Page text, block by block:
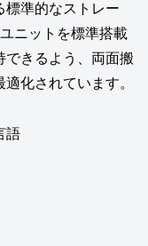
標準的なストレー
ニットを標準搭載
できるよう、両面搬
化されています。
語